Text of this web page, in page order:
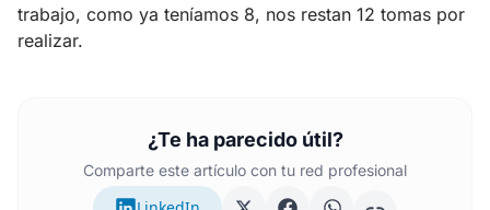
trabajo, como ya teníamos 8, nos restan 12 tomas por
realizar.
¿Te ha parecido útil?
Comparte este artículo con tu red profesional